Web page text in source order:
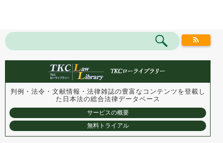
判例・法令・文献情報・法律雑誌の豊富なコンテンツを登載し
た 日本法の総合法律データベース
サービスの概要
無料トライアル